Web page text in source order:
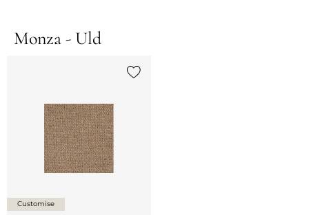
Monza - Uld
Customise